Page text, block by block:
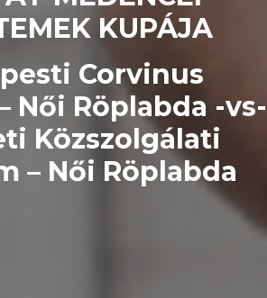
KUPÁJA
Corvinus
Női Röplabda -vs-
Közszolgálati
– Női Röplabda